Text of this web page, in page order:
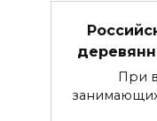
При